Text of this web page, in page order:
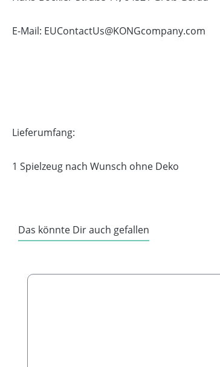
E-Mail: EUContactUs@KONGcompany.com
Lieferumfang:
1 Spielzeug nach Wunsch ohne Deko
Das könnte Dir auch gefallen